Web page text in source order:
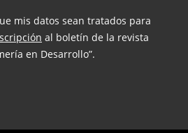
mis datos sean tratados para
al boletín de la revista
en Desarrollo”.